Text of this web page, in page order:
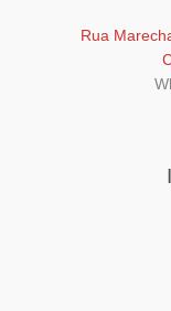
Rua